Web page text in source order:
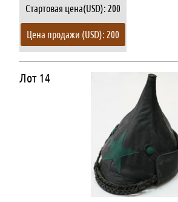
Стартовая цена(USD): 200
Цена продажи (USD): 200
Лот 14